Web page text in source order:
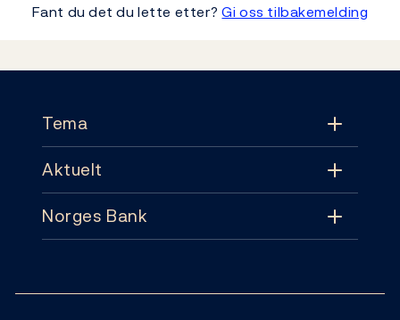
Fant du det du lette etter?Gi oss tilbakemelding
Tema
Tema
Pengepolitikk
Aktuelt
Aktuelt
Norges Bank